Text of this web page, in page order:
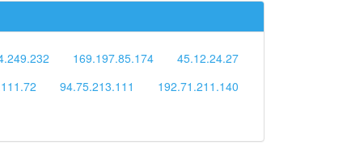
169.197.85.174
45.12.24.27
94.75.213.111
192.71.211.140